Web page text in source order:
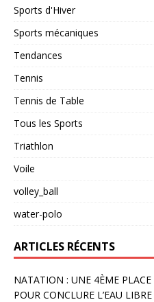
Sports d'Hiver
Sports mécaniques
Tendances
Tennis
Tennis de Table
Tous les Sports
Triathlon
Voile
volley_ball
water-polo
ARTICLES RÉCENTS
NATATION : UNE 4ÈME PLACE
POUR CONCLURE L’EAU LIBRE